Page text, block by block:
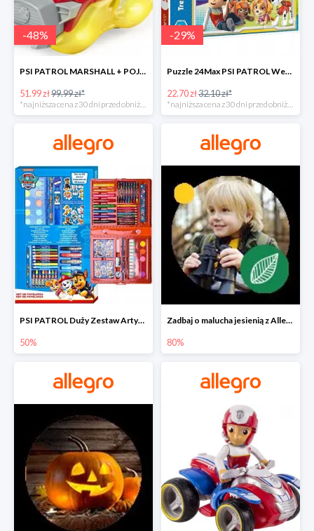
-48%
PSI PATROL MARSHALL + POJAZD WÓZ STRAŻACKI DŹWIĘK -48%
51.99 zł99.99 zł*
*najniższa cena z 30 dni przed obniżką
-29%
Puzzle 24Max PSI PATROL Wesoła drużyna TREFL -29%
22.70 zł32.10 zł*
*najniższa cena z 30 dni przed obniżką
PSI PATROL Duży Zestaw Artystyczny 52 elementy na piąty komplet -50%
50%
Zadbaj o malucha jesienią z Allegro do -80%
80%